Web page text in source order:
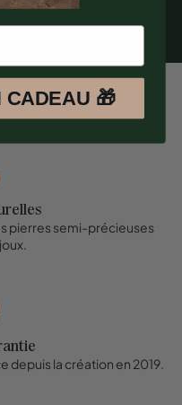
pierres semi-précieuses
depuis la création en 2019.
CADEAU 🎁